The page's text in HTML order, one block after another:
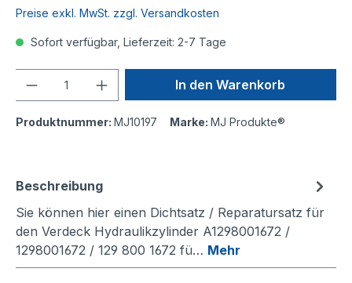
Preise exkl. MwSt. zzgl. Versandkosten
Sofort verfügbar, Lieferzeit: 2-7 Tage
In den Warenkorb
Produktnummer: MJ10197 Marke: MJ Produkte®
Beschreibung
Sie können hier einen Dichtsatz / Reparatursatz für
den Verdeck Hydraulikzylinder A1298001672 /
1298001672 / 129 800 1672 fü… Mehr